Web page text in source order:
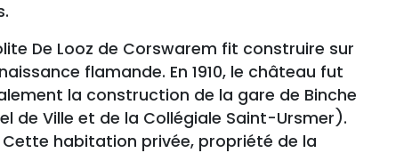
De Looz de Corswarem fit construire sur
flamande. En 1910, le château fut
la construction de la gare de Binche
de Ville et de la Collégiale Saint-Ursmer).
habitation privée, propriété de la